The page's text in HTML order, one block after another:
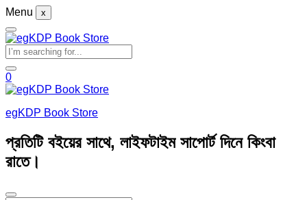
Menu x
0
egKDP Book Store
প্রতিটি বইয়ের সাথে, লাইফটাইম সাপোর্ট দিনে কিংবা
রাতে।